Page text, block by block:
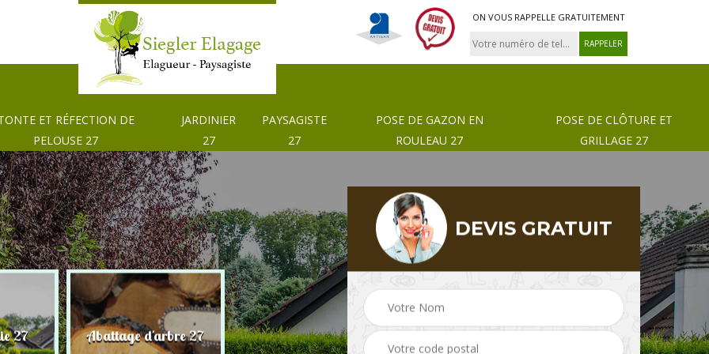
ON VOUS RAPPELLE GRATUITEMENT
ET RÉFECTION DE
PELOUSE 27
JARDINIER
27
PAYSAGISTE
27
POSE DE GAZON EN
ROULEAU 27
POSE DE CLÔTURE ET
GRILLAGE 27
27 Abattage d'arbre 27 Tonte et réfection de
pelouse 27 Paysagiste 27 Pose de gazon en
rouleau 27
DEVIS GRATUIT